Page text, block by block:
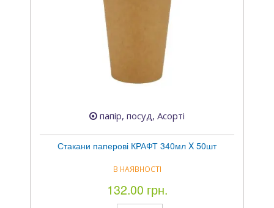
папір, посуд, Асорті
Стакани паперові КРАФТ 340мл X 50шт
В НАЯВНОСТІ
132.00 грн.